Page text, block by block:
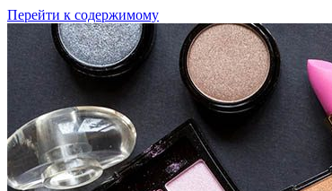
Перейти к содержимому